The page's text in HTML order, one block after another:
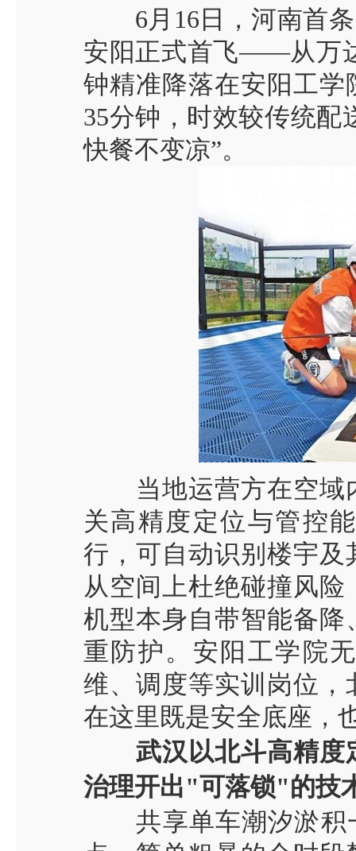
6月 16 日，河南首条
安阳正式首飞——从万
钟精准降落在安阳工
35分钟，时效较传统配
快餐不变凉”。
当地运营方在空
关高精度定位与管控
行，可自动识别楼宇
从空间上杜绝碰撞风
机型本身自带智能备降
重防护。安阳工学院
维、调度等实训岗位
在这里既是安全底座，
武汉以北斗高精度
治理开出"可落锁"的技
共享单车潮汐淤积